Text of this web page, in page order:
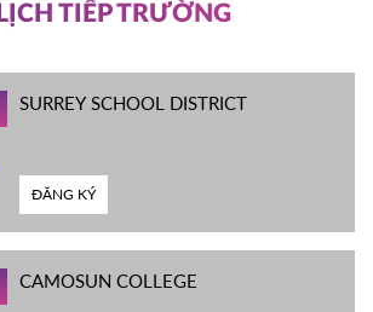
LỊCH TIẾP TRƯỜNG
SURREY SCHOOL DISTRICT
ĐĂNG KÝ
CAMOSUN COLLEGE